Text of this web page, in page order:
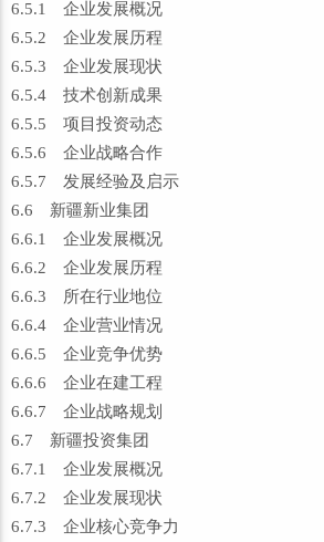
6.5.1 企业发展概况
6.5.2 企业发展历程
6.5.3 企业发展现状
6.5.4 技术创新成果
6.5.5 项目投资动态
6.5.6 企业战略合作
6.5.7 发展经验及启示
6.6 新疆新业集团
6.6.1 企业发展概况
6.6.2 企业发展历程
6.6.3 所在行业地位
6.6.4 企业营业情况
6.6.5 企业竞争优势
6.6.6 企业在建工程
6.6.7 企业战略规划
6.7 新疆投资集团
6.7.1 企业发展概况
6.7.2 企业发展现状
6.7.3 企业核心竞争力